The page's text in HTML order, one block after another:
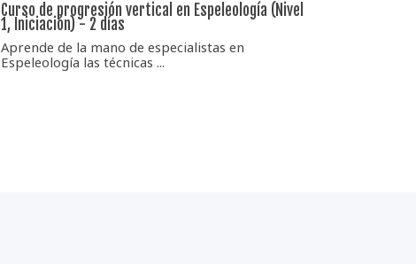
Curso de progresión vertical en Espeleología (Nivel
1, Iniciación) - 2 días
Aprende de la mano de especialistas en
Espeleología las técnicas ...